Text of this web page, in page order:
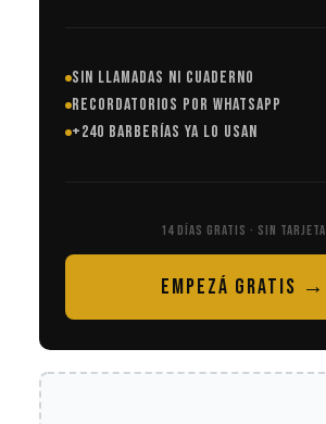
SIN LLAMADAS NI CUADERNO
RECORDATORIOS POR WHATSAPP
+240 BARBERÍAS YA LO USAN
14 DÍAS GRATIS · SIN TARJETA
EMPEZÁ GRATIS →